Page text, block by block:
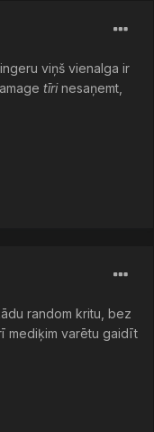
viņš vienalga ir
tīrinesaņemt,
random kritu, bez
mediķim varētu gaidīt